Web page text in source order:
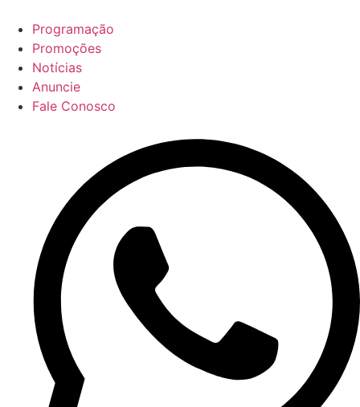
Programação
Promoções
Notícias
Anuncie
Fale Conosco